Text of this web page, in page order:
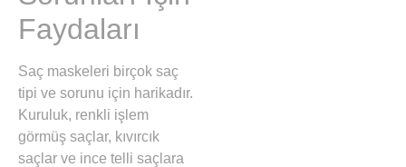
Faydaları
Saç maskeleri birçok saç
tipi ve sorunu için harikadır.
Kuruluk, renkli işlem
görmüş saçlar, kıvırcık
saçlar ve ince telli saçlara